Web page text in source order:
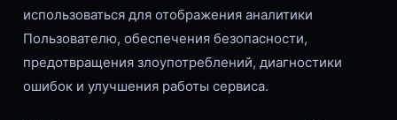
использоваться для отображения аналитики
Пользователю, обеспечения безопасности,
предотвращения злоупотреблений, диагностики
ошибок и улучшения работы сервиса.